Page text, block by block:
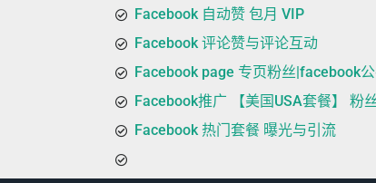
Facebook 自动赞 包月 VIP
Facebook 评论赞与评论互动
Facebook page 专页粉丝|facebook
Facebook推广 【美国USA套餐】 粉
Facebook 热门套餐 曝光与引流